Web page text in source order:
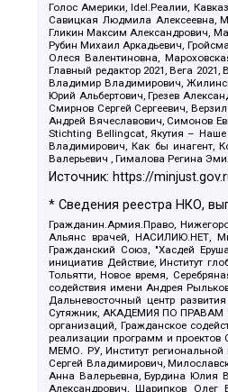
Голос Америки, Idel.Реалии,
Савицкая Людмила Алексеевна,
Гликин Максим Александрович,
Рубин Михаил Аркадьевич,
Олеся Валентиновна,
Главный редактор 2021, Вега
Владимир Владимирович,
Юрий Альбертович, Грезев
Смирнов Сергей Сергеевич,
Андрей Вячеславович, Симонов
Stichting Bellingcat, Якутия –
Владимирович, Как бы инагент,
Валерьевич , Гималова Регина
Источник: https://
* Сведения реестра НКО,
Гражданин.Армия.Право,
Альянс врачей, НАСИЛИЮ.НЕТ, Мы
Гражданский Союз, "Хасдей
инициатив Действие, Институт
Тольятти, Новое время,
содействия имени Андрея
Дальневосточный центр
Сутяжник, АКАДЕМИЯ ПО ПРАВАМ
организаций, Гражданское
реализации программ и
МЕМО. РУ, Институт
Сергей Владимирович,
Анна Валерьевна, Бурдина Юлия
Александрович, Шарипков Олег